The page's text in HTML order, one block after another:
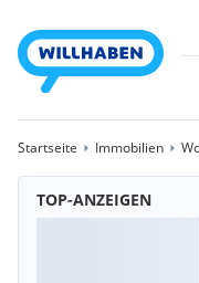
Startseite Immobilien
TOP-ANZEIGEN